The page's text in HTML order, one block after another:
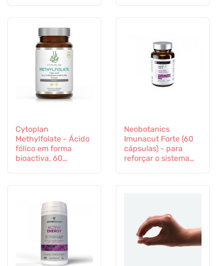
Cytoplan
Methylfolate - Ácido
fólico em forma
bioactiva, 60
Neobotanics
Imunacut Forte (60
cápsulas) - para
reforçar o sistema